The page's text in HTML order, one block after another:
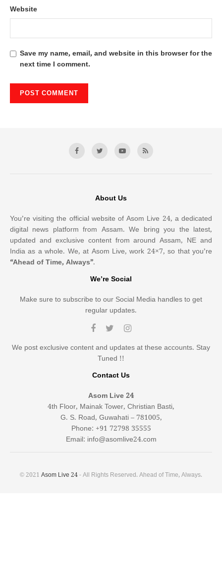
Website
Save my name, email, and website in this browser for the
next time I comment.
About Us
You’re visiting the official website of Asom Live 24, a dedicated
digital news platform from Assam. We bring you the latest,
updated and exclusive content from around Assam, NE and
India as a whole. We, at Asom Live, work 24×7, so that you’re
“Ahead of Time, Always”.
We’re Social
Make sure to subscribe to our Social Media handles to get
regular updates.
We post exclusive content and updates at these accounts. Stay
Tuned !!
Contact Us
Asom Live 24
4th Floor, Mainak Tower, Christian Basti,
G. S. Road, Guwahati – 781005,
Phone: +91 72798 35555
Email: info@asomlive24.com
© 2021 Asom Live 24- All Rights Reserved. Ahead of Time, Always.